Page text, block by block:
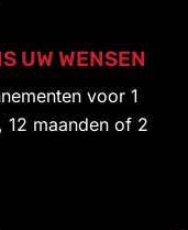
UW WENSEN
voor 1
12 maanden of 2